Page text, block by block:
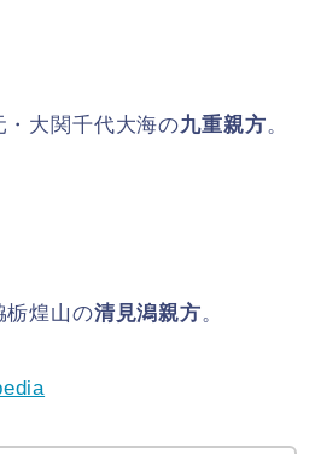
・大関千代大海の九重親方。
栃煌山の清見潟親方。